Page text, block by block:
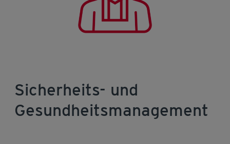
Sicherheits- und
Gesundheitsmanagement